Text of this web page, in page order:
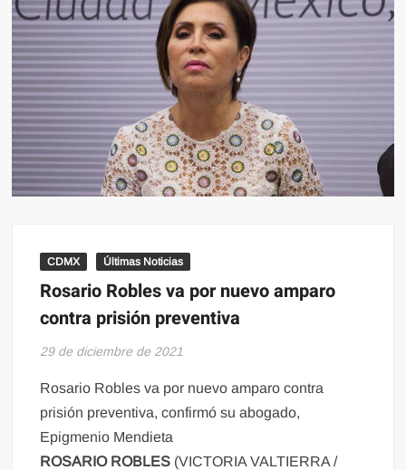
CDMX Últimas Noticias
Rosario Robles va por nuevo amparo
contra prisión preventiva
29 de diciembre de 2021
Rosario Robles va por nuevo amparo contra
prisión preventiva, confirmó su abogado,
Epigmenio Mendieta
ROSARIO ROBLES (VICTORIA VALTIERRA /